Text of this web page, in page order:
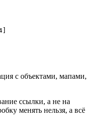
с объектами, мапами,
ссылки, а не на
менять нельзя, а всё